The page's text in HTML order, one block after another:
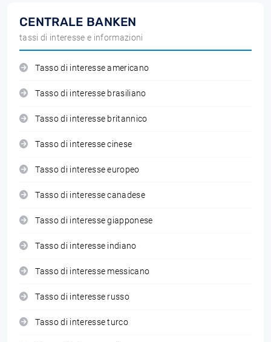
CENTRALE BANKEN
tassi di interesse e informazioni
Tasso di interesse americano
Tasso di interesse brasiliano
Tasso di interesse britannico
Tasso di interesse cinese
Tasso di interesse europeo
Tasso di interesse canadese
Tasso di interesse giapponese
Tasso di interesse indiano
Tasso di interesse messicano
Tasso di interesse russo
Tasso di interesse turco